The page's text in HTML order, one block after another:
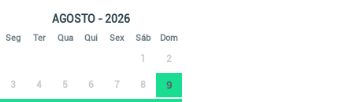
AGOSTO - 2026
Seg Ter Qua Qui Sex Sáb Dom
1 2
3 4 5 6 7 8 9